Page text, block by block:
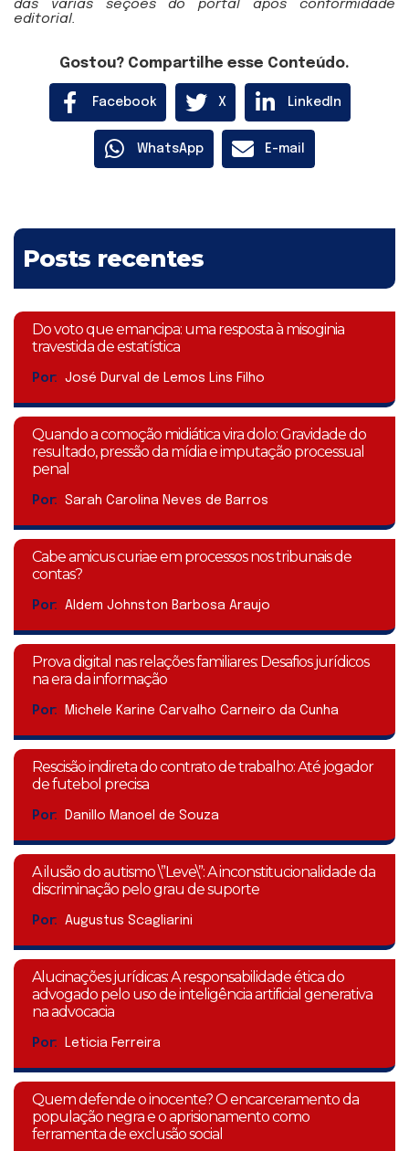
das várias seções do portal após conformidade
editorial.
Gostou? Compartilhe esse Conteúdo.
Facebook X LinkedIn
WhatsApp E-mail
Posts recentes
Do voto que emancipa: uma resposta à misoginia
travestida de estatística
Por: José Durval de Lemos Lins Filho
Quando a comoção midiática vira dolo: Gravidade do
resultado, pressão da mídia e imputação processual
penal
Por: Sarah Carolina Neves de Barros
Cabe amicus curiae em processos nos tribunais de
contas?
Por: Aldem Johnston Barbosa Araujo
Prova digital nas relações familiares: Desafios jurídicos
na era da informação
Por: Michele Karine Carvalho Carneiro da Cunha
Rescisão indireta do contrato de trabalho: Até jogador
de futebol precisa
Por: Danillo Manoel de Souza
A ilusão do autismo \”Leve\”: A inconstitucionalidade da
discriminação pelo grau de suporte
Por: Augustus Scagliarini
Alucinações jurídicas: A responsabilidade ética do
advogado pelo uso de inteligência artificial generativa
na advocacia
Por: Leticia Ferreira
Quem defende o inocente? O encarceramento da
população negra e o aprisionamento como
ferramenta de exclusão social